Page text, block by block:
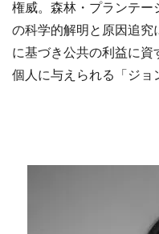
権威。森林・プランテー
の科学的解明と原因追
に基づき公共の利益に
個人に与えられる「ジョ